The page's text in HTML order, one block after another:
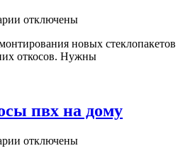
к
Устройство
откосов
домашних
условиях
отключены
новых стеклопакетов
откосов. Нужны
пвх на дому
котключены